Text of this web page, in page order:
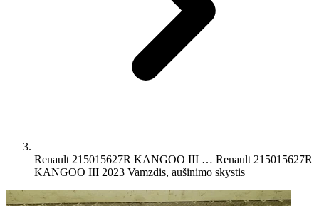
Renault 215015627R KANGOO III … Renault 215015627R
KANGOO III 2023 Vamzdis, aušinimo skystis